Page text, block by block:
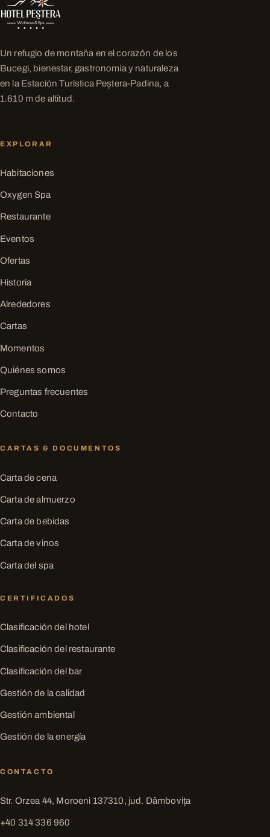
Un refugio de montaña en el corazón de los
Bucegi, bienestar, gastronomía y naturaleza
en la Estación Turística Peștera-Padina, a
1.610 m de altitud.
EXPLORAR
Habitaciones
Oxygen Spa
Restaurante
Eventos
Ofertas
Historia
Alrededores
Cartas
Momentos
Quiénes somos
Preguntas frecuentes
Contacto
CARTAS & DOCUMENTOS
Carta de cena
Carta de almuerzo
Carta de bebidas
Carta de vinos
Carta del spa
CERTIFICADOS
Clasificación del hotel
Clasificación del restaurante
Clasificación del bar
Gestión de la calidad
Gestión ambiental
Gestión de la energía
CONTACTO
Str. Orzea 44, Moroeni 137310, jud. Dâmbovița
+40 314 336 960